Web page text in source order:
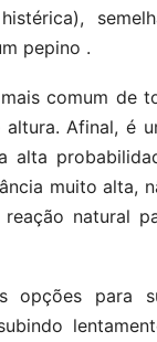
pepino .
comum de
Afinal, é
alta
muito alta,
natural
opções para